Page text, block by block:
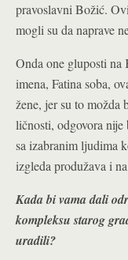
pravoslavni Božić.
mogli su da naprave
Onda one gluposti na
imena, Fatina soba,
žene, jer su to možda
ličnosti, odgovora
sa izabranim ljudima
izgleda produžava i
Kada bi vama dali
kompleksu starog
uradili?